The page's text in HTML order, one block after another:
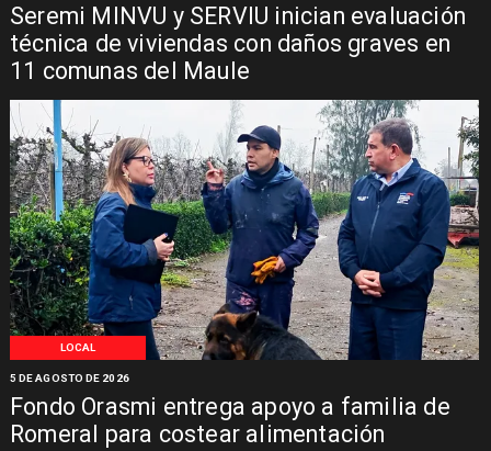
Seremi MINVU y SERVIU inician evaluación
técnica de viviendas con daños graves en
11 comunas del Maule
LOCAL
Fondo Orasmi entrega apoyo a familia de
Romeral para costear alimentación
5 DE AGOSTO DE 2026